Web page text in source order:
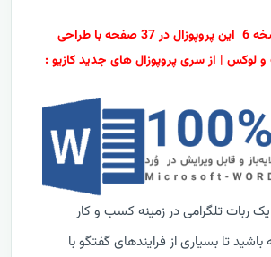
برای اولین بار- نسخه 6 این پروپوزال در 37 صفحه با طراحی
لوکس | از سری پروپوزال های جدید کازیو :
ربات تلگرامی در زمینه کسب و کار
تا بسیاری از فرایندهای گفتگو با